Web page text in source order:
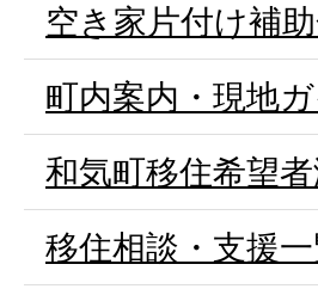
空き家片付け補
町内案内・現地
和気町移住希望
移住相談・支援